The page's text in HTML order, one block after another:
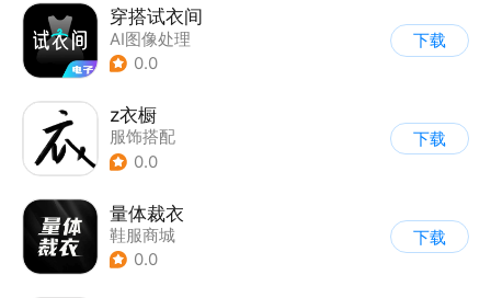
穿搭试衣间
AI图像处理
0.0
下载
z衣橱
服饰搭配
0.0
下载
量体裁衣
鞋服商城
0.0
下载